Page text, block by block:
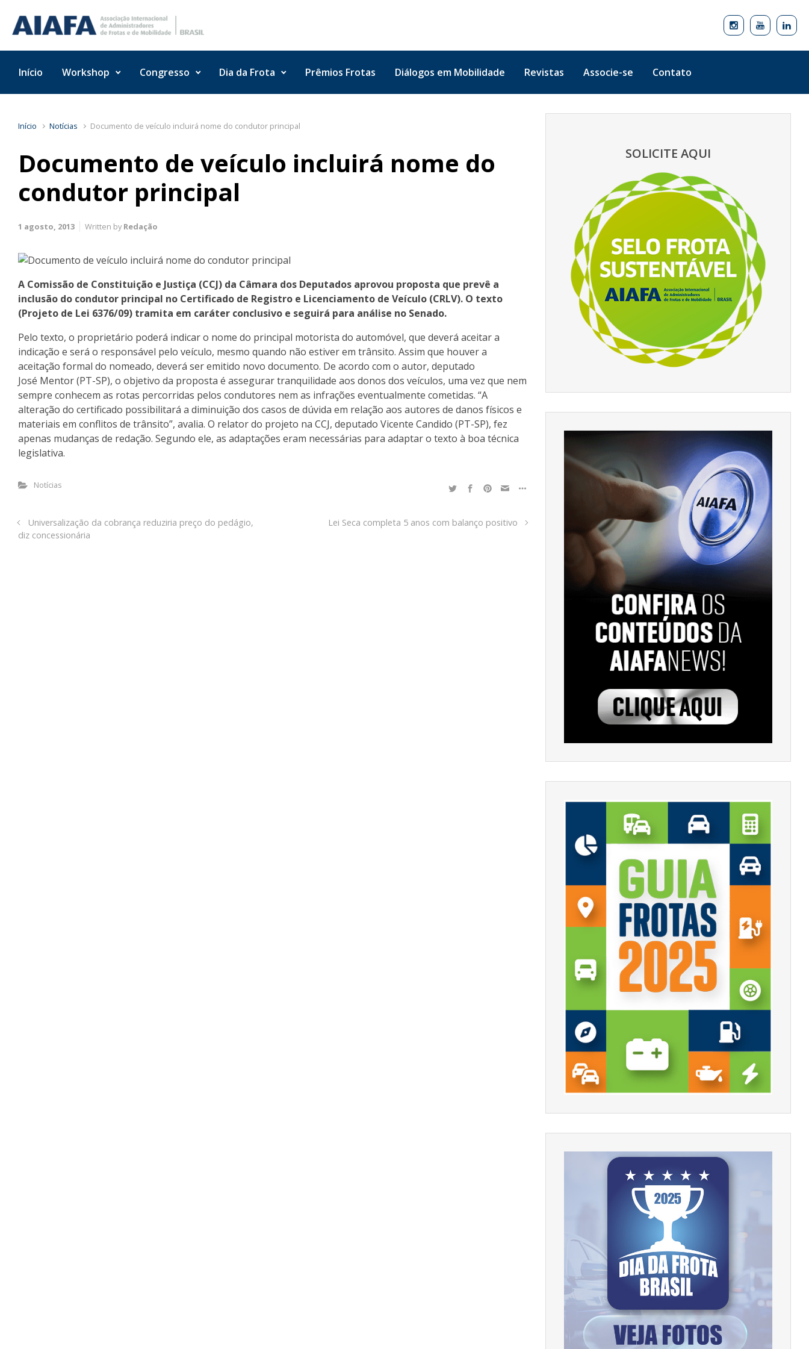
Skip to main content
Início Workshop Congresso Dia da Frota Prêmios Frotas Diálogos em Mobilidade Revistas Associe-se Contato
Início Notícias Documento de veículo incluirá nome do condutor principal
Documento de veículo incluirá nome do
condutor principal
1 agosto, 2013 Written by Redação
A Comissão de Constituição e Justiça (CCJ) da Câmara dos Deputados aprovou proposta que prevê a
inclusão do condutor principal no Certificado de Registro e Licenciamento de Veículo (CRLV). O texto
(Projeto de Lei 6376/09) tramita em caráter conclusivo e seguirá para análise no Senado.
Pelo texto, o proprietário poderá indicar o nome do principal motorista do automóvel, que deverá aceitar a
indicação e será o responsável pelo veículo, mesmo quando não estiver em trânsito. Assim que houver a
aceitação formal do nomeado, deverá ser emitido novo documento. De acordo com o autor, deputado
José Mentor (PT-SP), o objetivo da proposta é assegurar tranquilidade aos donos dos veículos, uma vez que nem
sempre conhecem as rotas percorridas pelos condutores nem as infrações eventualmente cometidas. “A
alteração do certificado possibilitará a diminuição dos casos de dúvida em relação aos autores de danos físicos e
materiais em conflitos de trânsito”, avalia. O relator do projeto na CCJ, deputado Vicente Candido (PT-SP), fez
apenas mudanças de redação. Segundo ele, as adaptações eram necessárias para adaptar o texto à boa técnica
legislativa.
Notícias
Universalização da cobrança reduziria preço do pedágio,
diz concessionária
Lei Seca completa 5 anos com balanço positivo
SOLICITE AQUI